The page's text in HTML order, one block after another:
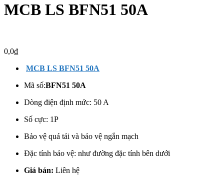
MCB LS BFN51 50A
0,0₫
MCB LS BFN51 50A
Mã số:BFN51 50A
Dòng điện định mức: 50 A
Số cực: 1P
Bảo vệ quá tải và bảo vệ ngắn mạch
Đặc tính bảo vệ: như đường đặc tính bên dưới
Giá bán: Liên hệ